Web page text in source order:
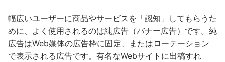
幅広いユーザーに商品やサービスを「認知」してもらうた
めに、よく使用されるのは純広告（バナー広告）です。純
広告はWeb媒体の広告枠に固定、またはローテーション
で表示される広告です。有名なWebサイトに出稿すれ